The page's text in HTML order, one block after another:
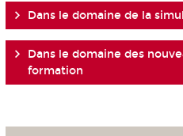
Dans le domaine de la
Dans le domaine des
formation